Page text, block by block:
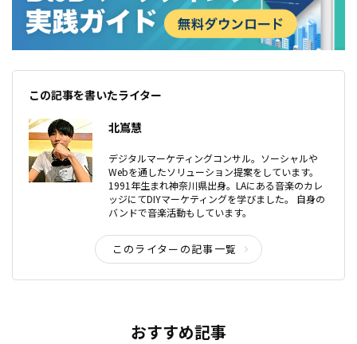
この記事を書いたライター
北嶌慧
デジタルマーケティングコンサル。ソーシャルや
Webを通したソリューション提案をしています。
1991年生まれ神奈川県出身。LAにある音楽のカレ
ッジにてDIYマーケティングを学びました。 自身の
バンドで音楽活動もしています。
このライターの記事一覧
おすすめ記事